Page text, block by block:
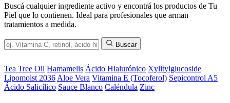
Buscá cualquier ingrediente activo y encontrá los productos de Tu
Piel que lo contienen. Ideal para profesionales que arman
tratamientos a medida.
Buscar
Tea Tree Oil Hamamelis Ácido Hialurónico Xylitylglucoside
Lipomoist 2036 Aloe Vera Vitamina E (Tocoferol) Sepicontrol A5
Ácido Salicílico Sauce Blanco Caléndula Zinc